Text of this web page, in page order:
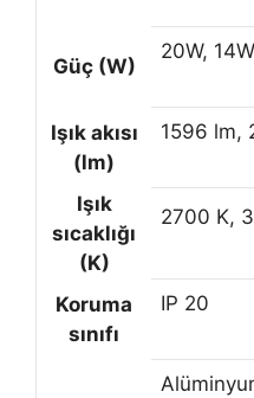
Güç (W)
20W, 14W
Işık akısı
(lm)
1596 lm,
Işık
sıcaklığı
(K)
2700 K,
Koruma
sınıfı
IP 20